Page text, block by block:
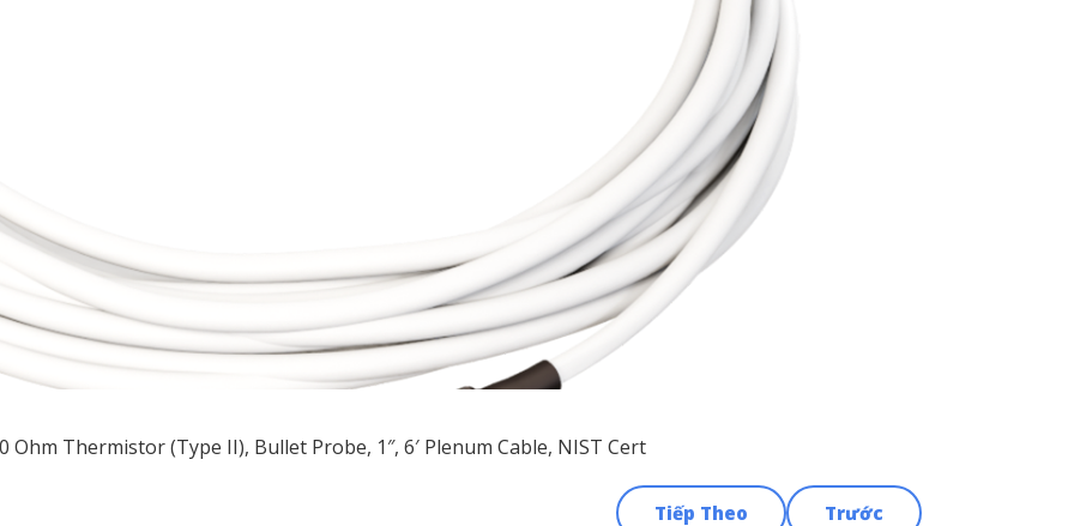
Ohm Thermistor (Type II), Bullet Probe, 1″, 6′ Plenum Cable, NIST Cert
Trước
Tiếp Theo